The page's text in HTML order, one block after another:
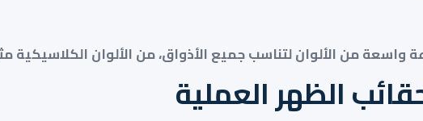
واسعة من الألوان لتناسب جميع الأذواق، من الألوان الكلاسيكية
الظهر العملية